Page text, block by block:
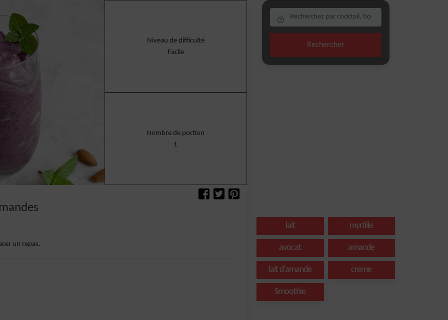
Niveau de difficulté
Facile
Nombre de portion
1
un repas.
Rechercher
lait myrtille
avocat amande
lait d'amande creme
Smoothie